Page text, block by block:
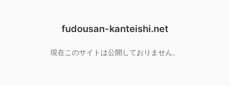
fudousan-kanteishi.net
現在このサイトは公開しておりません。